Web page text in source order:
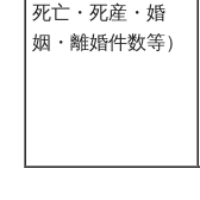
死亡・死産・婚
姻・離婚件数等）